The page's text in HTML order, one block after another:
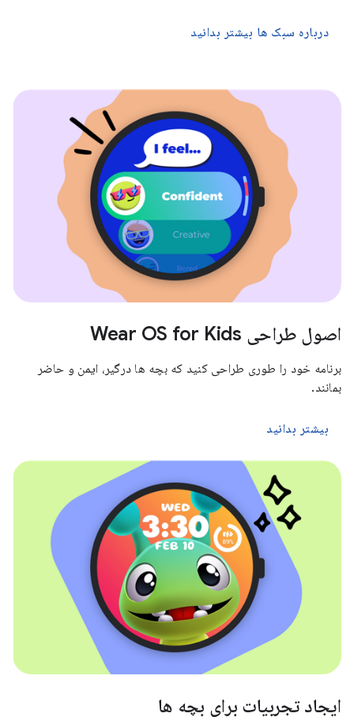
درباره سبک ها بیشتر بدانید
اصول طراحی Wear OS for Kids
برنامه خود را طوری طراحی کنید که بچه ها درگیر، ایمن و حاضر
بمانند.
بیشتر بدانید
ایجاد تجربیات برای بچه ها